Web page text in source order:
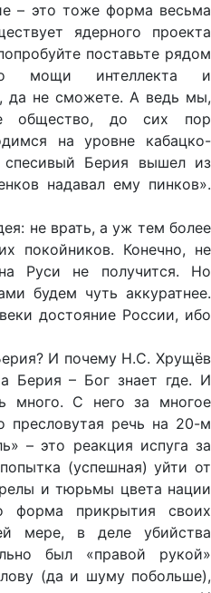
– это тоже форма весьма
ядерного проекта
поставьте рядом
мощи интеллекта и
да не сможете. А ведь мы,
общество, до сих пор
на уровне кабацко-
спесивый Берия вышел из
надавал ему пинков».
не врать, а уж тем более
покойников. Конечно, не
Руси не получится. Но
будем чуть аккуратнее.
достояние России, ибо
И почему Н.С. Хрущёв
Берия – Бог знает где. И
много. С него за многое
пресловутая речь на 20-м
– это реакция испуга за
(успешная) уйти от
и тюрьмы цвета нации
прикрытия своих
мере, в деле убийства
был «правой рукой»
(да и шуму побольше),